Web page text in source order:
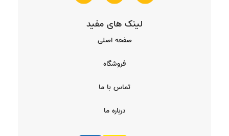
لینک های مفید
صفحه اصلی
فروشگاه
تماس با ما
درباره ما